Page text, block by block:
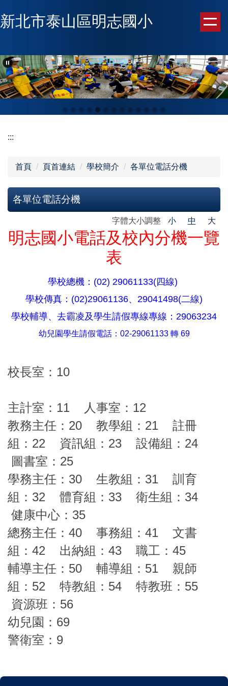
到
內
容
區
新北市泰山區明志國小
:::
首頁 頁首連結 學校簡介 各單位電話分機
各單位電話分機
字體大小調整 小 中 大
明志國小電話及校內分機一覽
表
學校總機： (02) 29061133(四線)
學校傳真：(02)29061136、29041498(二線)
學校輔導、去霸凌及學生請假專線專線：29063234
幼兒園學生請假電話：02-29061133 轉 69
校長室：10
主計室：11 人事室：12
教務主任：20 教學組：21 註冊
組：22 資訊組：23 設備組：24
圖書室：25
學務主任：30 生教組：31 訓育
組：32 體育組：33 衛生組：34
健康中心：35
總務主任：40 事務組：41 文書
組：42 出納組：43 職工：45
輔導主任：50 輔導組：51 親師
組：52 特教組：54 特教班：55
資源班：56
幼兒園：69
警衛室：9